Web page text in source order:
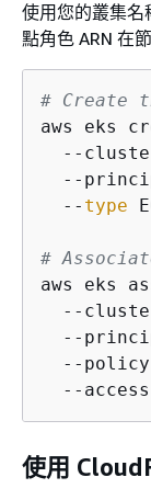
使用您的叢集名
點角色 ARN 在
# Create
aws eks
--
--
  --
type
#
aws eks
--
--
--
--
使用